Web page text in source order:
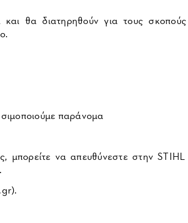
θα διατηρηθούν για τους
παράνομα
να απευθύνεστε στην STIHL
.